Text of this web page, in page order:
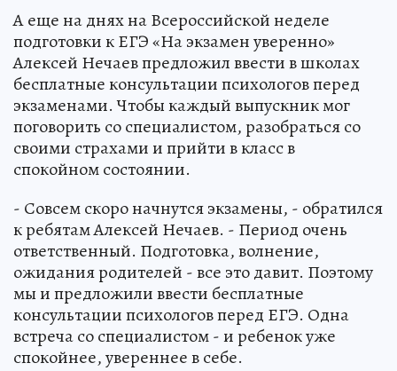
А еще на днях на Всероссийской неделе
подготовки к ЕГЭ «На экзамен уверенно»
Алексей Нечаев предложил ввести в школах
бесплатные консультации психологов перед
экзаменами. Чтобы каждый выпускник мог
поговорить со специалистом, разобраться со
своими страхами и прийти в класс в
спокойном состоянии.
- Совсем скоро начнутся экзамены, - обратился
к ребятам Алексей Нечаев. - Период очень
ответственный. Подготовка, волнение,
ожидания родителей - все это давит. Поэтому
мы и предложили ввести бесплатные
консультации психологов перед ЕГЭ. Одна
встреча со специалистом - и ребенок уже
спокойнее, увереннее в себе.